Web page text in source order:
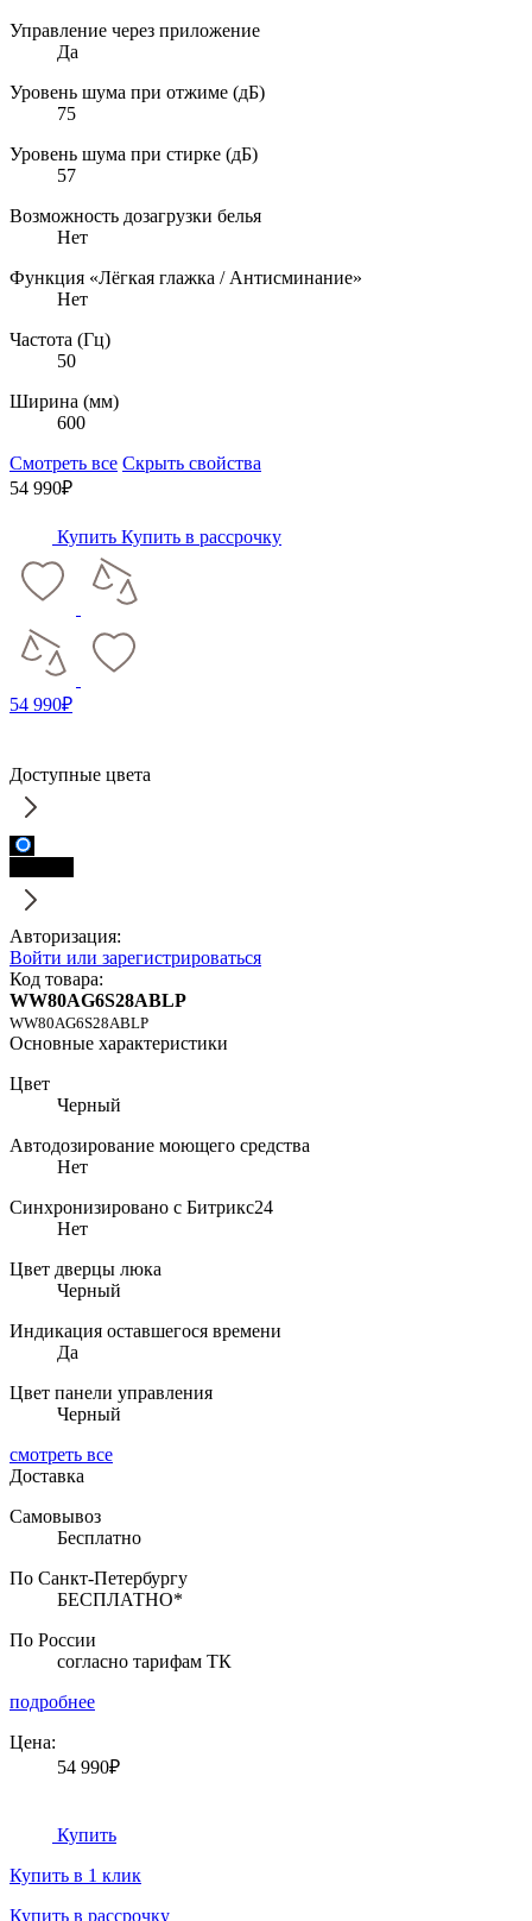
Управление через приложение
Да
Уровень шума при отжиме (дБ)
75
Уровень шума при стирке (дБ)
57
Возможность дозагрузки белья
Нет
Функция «Лёгкая глажка / Антисминание»
Нет
Частота (Гц)
50
Ширина (мм)
600
Смотреть все Скрыть свойства
54 990₽
Купить Купить в рассрочку
54 990₽
Доступные цвета
Авторизация:
Войти или зарегистрироваться
Код товара:
WW80AG6S28ABLP
WW80AG6S28ABLP
Основные характеристики
Цвет
Черный
Автодозирование моющего средства
Нет
Синхронизировано с Битрикс24
Нет
Цвет дверцы люка
Черный
Индикация оставшегося времени
Да
Цвет панели управления
Черный
смотреть все
Доставка
Самовывоз
Бесплатно
По Санкт-Петербургу
БЕСПЛАТНО*
По России
согласно тарифам ТК
подробнее
Цена:
54 990₽
Купить
Купить в 1 клик
Купить в рассрочку